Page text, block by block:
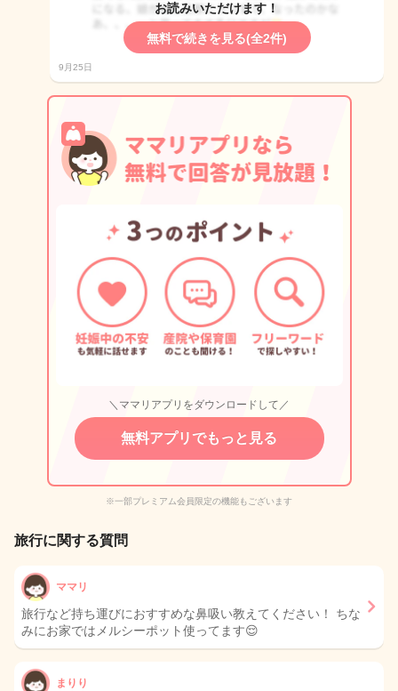
お読みいただけます！
無料で続きを見る(全2件)
9月25日
＼ママリアプリをダウンロードして／
無料アプリでもっと見る
※一部プレミアム会員限定の機能もございます
旅行に関する質問
ママリ
旅行など持ち運びにおすすめな鼻吸い教えてください！ ちな
みにお家ではメルシーポット使ってます😌
まりり